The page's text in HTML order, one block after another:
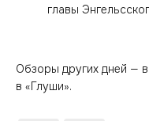
главы
Обзоры других дней —
в «Глуши».